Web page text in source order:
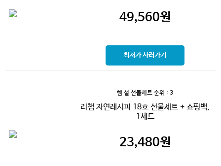
49,560원
최저가 사러가기
햄 설 선물세트 순위 : 3
리챔 자연레시피 18호 선물세트 + 쇼핑백,
1세트
23,480원